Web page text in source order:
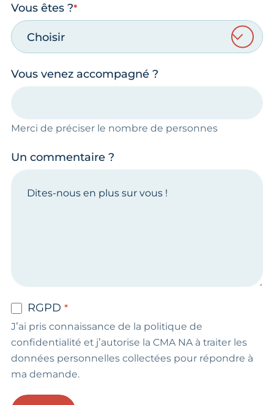
Vous êtes ?
Choisir
Vous venez accompagné ?
Merci de préciser le nombre de personnes
Un commentaire ?
RGPD
J’ai pris connaissance de la politique de
confidentialité et j’autorise la CMA NA à traiter les
données personnelles collectées pour répondre à
ma demande.